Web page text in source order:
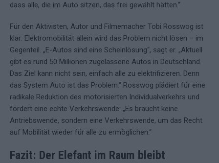
dass alle, die im Auto sitzen, das frei gewählt hätten.“
Für den Aktivisten, Autor und Filmemacher Tobi Rosswog ist
klar: Elektromobilität allein wird das Problem nicht lösen – im
Gegenteil. „E-Autos sind eine Scheinlösung“, sagt er. „Aktuell
gibt es rund 50 Millionen zugelassene Autos in Deutschland.
Das Ziel kann nicht sein, einfach alle zu elektrifizieren. Denn
das System Auto ist das Problem.“ Rosswog plädiert für eine
radikale Reduktion des motorisierten Individualverkehrs und
fordert eine echte Verkehrswende: „Es braucht keine
Antriebswende, sondern eine Verkehrswende, um das Recht
auf Mobilität wieder für alle zu ermöglichen.“
Fazit: Der Elefant im Raum bleibt